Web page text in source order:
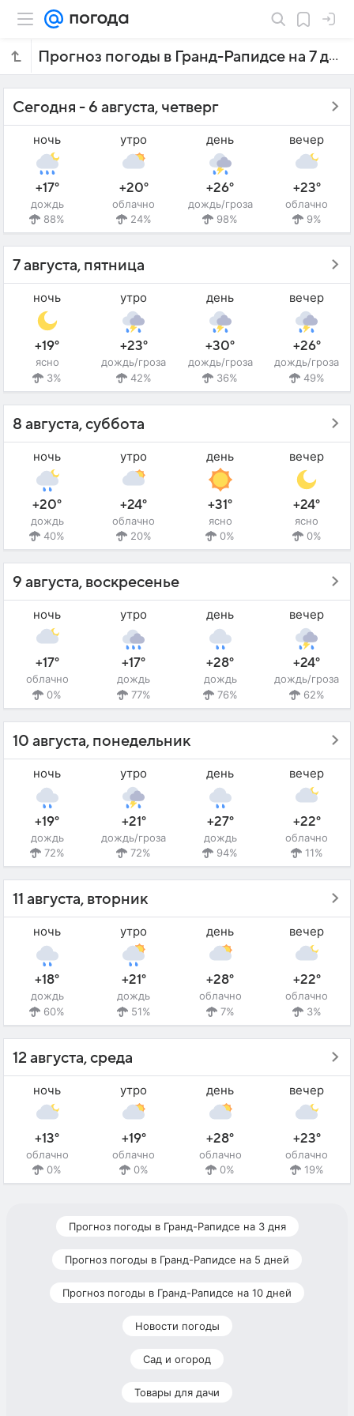
Прогноз погоды в Гранд-Рапидсе на 7 дней
Сегодня - 6 августа, четверг
ночь
+17°
дождь
88%
утро
+20°
облачно
24%
день
+26°
дождь/гроза
98%
вечер
+23°
облачно
9%
7 августа, пятница
ночь
+19°
ясно
3%
утро
+23°
дождь/гроза
42%
день
+30°
дождь/гроза
36%
вечер
+26°
дождь/гроза
49%
8 августа, суббота
ночь
+20°
дождь
40%
утро
+24°
облачно
20%
день
+31°
ясно
0%
вечер
+24°
ясно
0%
9 августа, воскресенье
ночь
+17°
облачно
0%
утро
+17°
дождь
77%
день
+28°
дождь
76%
вечер
+24°
дождь/гроза
62%
10 августа, понедельник
ночь
+19°
дождь
72%
утро
+21°
дождь/гроза
72%
день
+27°
дождь
94%
вечер
+22°
облачно
11%
11 августа, вторник
ночь
+18°
дождь
60%
утро
+21°
дождь
51%
день
+28°
облачно
7%
вечер
+22°
облачно
3%
12 августа, среда
ночь
+13°
облачно
0%
утро
+19°
облачно
0%
день
+28°
облачно
0%
вечер
+23°
облачно
19%
Прогноз погоды в Гранд-Рапидсе на 3 дня
Прогноз погоды в Гранд-Рапидсе на 5 дней
Прогноз погоды в Гранд-Рапидсе на 10 дней
Новости погоды
Сад и огород
Товары для дачи